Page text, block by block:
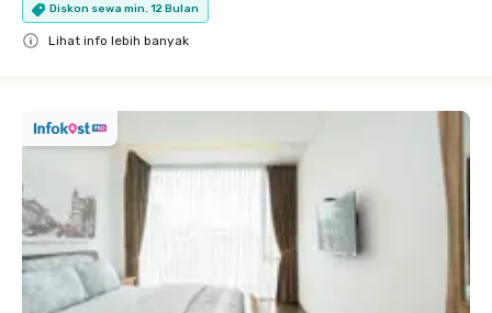
Diskon sewa min. 12 Bulan
Lihat info lebih banyak